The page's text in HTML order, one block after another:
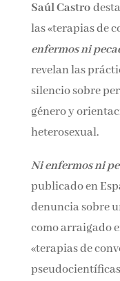
Saúl Castro
las «terapias de
enfermos ni
revelan las
silencio sobre
género y
heterosexual.
Ni enfermos ni
publicado en
denuncia sobre
como arraigado
«terapias de
reseñas
Nombre*
Email*